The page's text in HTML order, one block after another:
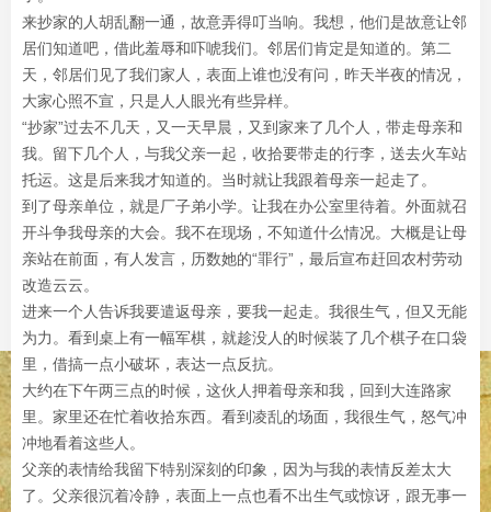
来抄家的人胡乱翻一通，故意弄得叮当响。我想，他们是故意让邻
居们知道吧，借此羞辱和吓唬我们。邻居们肯定是知道的。第二
天，邻居们见了我们家人，表面上谁也没有问，昨天半夜的情况，
大家心照不宣，只是人人眼光有些异样。
“抄家”过去不几天，又一天早晨，又到家来了几个人，带走母亲和
我。留下几个人，与我父亲一起，收拾要带走的行李，送去火车站
托运。这是后来我才知道的。当时就让我跟着母亲一起走了。
到了母亲单位，就是厂子弟小学。让我在办公室里待着。外面就召
开斗争我母亲的大会。我不在现场，不知道什么情况。大概是让母
亲站在前面，有人发言，历数她的“罪行”，最后宣布赶回农村劳动
改造云云。
进来一个人告诉我要遣返母亲，要我一起走。我很生气，但又无能
为力。看到桌上有一幅军棋，就趁没人的时候装了几个棋子在口袋
里，借搞一点小破坏，表达一点反抗。
大约在下午两三点的时候，这伙人押着母亲和我，回到大连路家
里。家里还在忙着收拾东西。看到凌乱的场面，我很生气，怒气冲
冲地看着这些人。
父亲的表情给我留下特别深刻的印象，因为与我的表情反差太大
了。父亲很沉着冷静，表面上一点也看不出生气或惊讶，跟无事一